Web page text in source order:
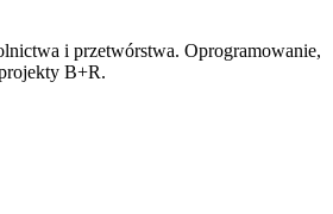
i przetwórstwa. Oprogramowanie,
B+R.